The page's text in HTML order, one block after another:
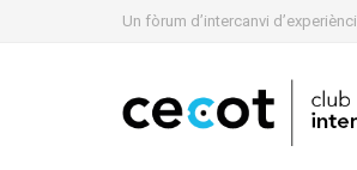
Un fòrum d’intercanvi